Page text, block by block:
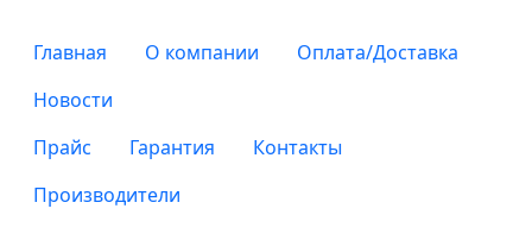
Главная О компании
Оплата/Доставка
Новости
Прайс
Гарантия
Контакты
Производители